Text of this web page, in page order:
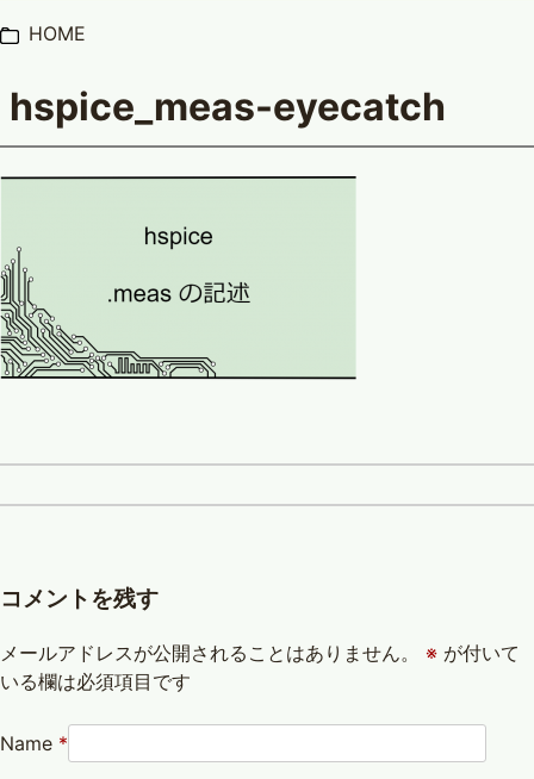
HOME
hspice_meas-eyecatch
コメントを残す
メールアドレスが公開されることはありません。 ※ が付いて
いる欄は必須項目です
Name *